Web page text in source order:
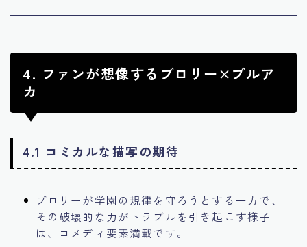
4. ファンが想像するブロリー×ブルア
カ
4.1 コミカルな描写の期待
ブロリーが学園の規律を守ろうとする一方で、
その破壊的な力がトラブルを引き起こす様子
は、コメディ要素満載です。